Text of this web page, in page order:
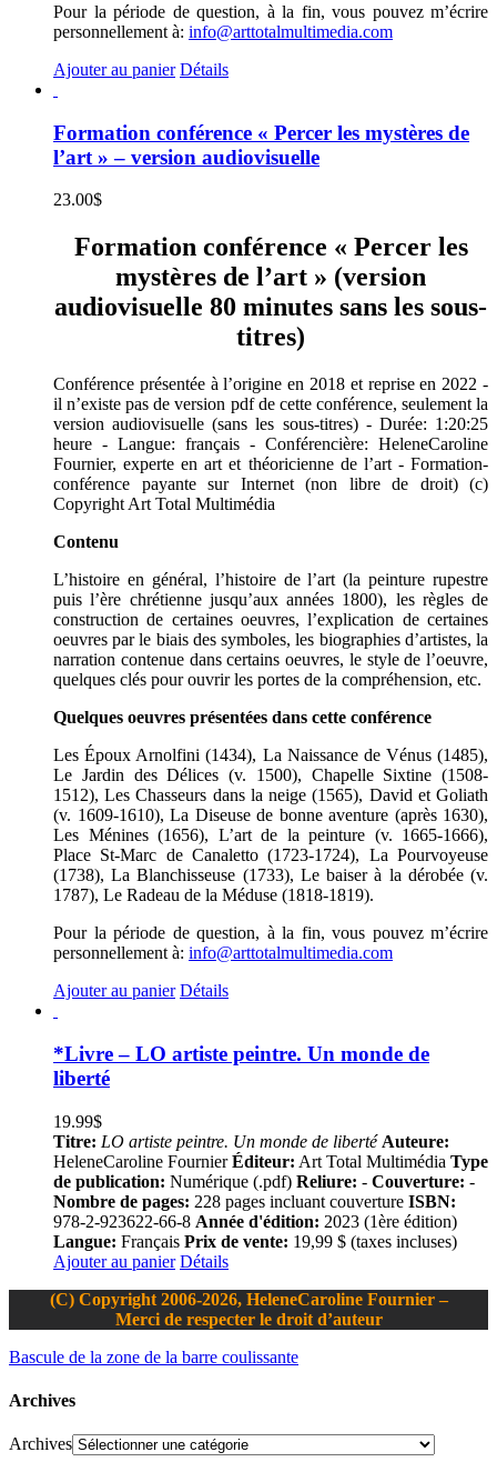
Pour la période de question, à la fin, vous pouvez m’écrire
personnellement à: info@arttotalmultimedia.com
Ajouter au panier Détails
Formation conférence « Percer les mystères de
l’art » – version audiovisuelle
23.00$
Formation conférence « Percer les
mystères de l’art » (version
audiovisuelle 80 minutes sans les sous-
titres)
Conférence présentée à l’origine en 2018 et reprise en 2022 -
il n’existe pas de version pdf de cette conférence, seulement la
version audiovisuelle (sans les sous-titres) - Durée: 1:20:25
heure - Langue: français - Conférencière: HeleneCaroline
Fournier, experte en art et théoricienne de l’art - Formation-
conférence payante sur Internet (non libre de droit) (c)
Copyright Art Total Multimédia
Contenu
L’histoire en général, l’histoire de l’art (la peinture rupestre
puis l’ère chrétienne jusqu’aux années 1800), les règles de
construction de certaines oeuvres, l’explication de certaines
oeuvres par le biais des symboles, les biographies d’artistes, la
narration contenue dans certains oeuvres, le style de l’oeuvre,
quelques clés pour ouvrir les portes de la compréhension, etc.
Quelques oeuvres présentées dans cette conférence
Les Époux Arnolfini (1434), La Naissance de Vénus (1485),
Le Jardin des Délices (v. 1500), Chapelle Sixtine (1508-
1512), Les Chasseurs dans la neige (1565), David et Goliath
(v. 1609-1610), La Diseuse de bonne aventure (après 1630),
Les Ménines (1656), L’art de la peinture (v. 1665-1666),
Place St-Marc de Canaletto (1723-1724), La Pourvoyeuse
(1738), La Blanchisseuse (1733), Le baiser à la dérobée (v.
1787), Le Radeau de la Méduse (1818-1819).
Pour la période de question, à la fin, vous pouvez m’écrire
personnellement à: info@arttotalmultimedia.com
Ajouter au panier Détails
*Livre – LO artiste peintre. Un monde de
liberté
19.99$
Titre: LO artiste peintre. Un monde de liberté Auteure:
HeleneCaroline FournierÉditeur: Art Total Multimédia Type
de publication: Numérique (.pdf) Reliure: - Couverture: -
Nombre de pages: 228 pages incluant couverture ISBN:
978-2-923622-66-8 Année d'édition: 2023 (1ère édition)
Langue: Français Prix de vente: 19,99 $ (taxes incluses)
Ajouter au panier Détails
(C) Copyright 2006-2026, HeleneCaroline Fournier –
Merci de respecter le droit d’auteur
Bascule de la zone de la barre coulissante
Archives
Archives